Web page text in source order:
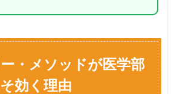
・メソッドが医学部
効く理由